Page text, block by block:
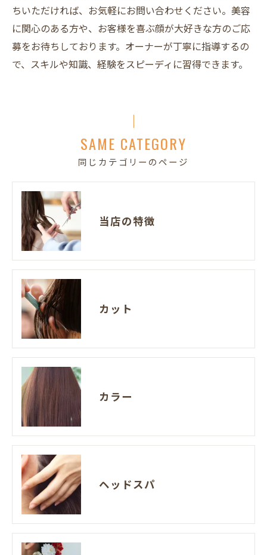
ちいただければ、お気軽にお問い合わせください。美容
に関心のある方や、お客様を喜ぶ顔が大好きな方のご応
募をお待ちしております。オーナーが丁寧に指導するの
で、スキルや知識、経験をスピーディに習得できます。
同じカテゴリーのページ
SAME CATEGORY
当店の特徴
カット
カラー
ヘッドスパ